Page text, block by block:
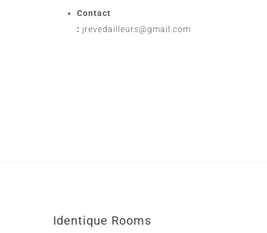
Contact
: jrevedailleurs@gmail.com
Identique Rooms